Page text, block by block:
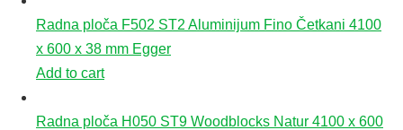
Radna ploča F502 ST2 Aluminijum Fino Četkani 4100
x 600 x 38 mm Egger
Add to cart
Radna ploča H050 ST9 Woodblocks Natur 4100 x 600